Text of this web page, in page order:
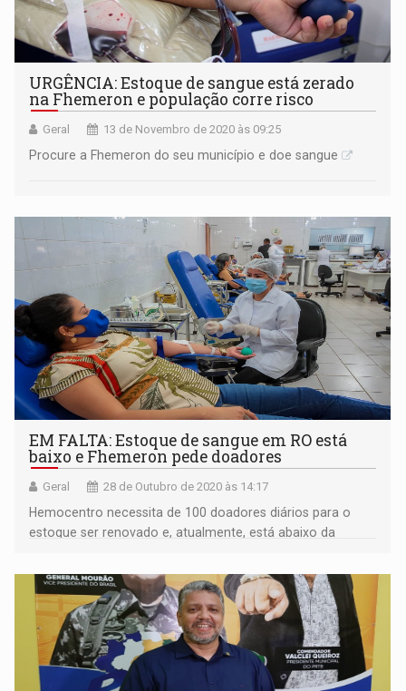
URGÊNCIA: Estoque de sangue está zerado
na Fhemeron e população corre risco
Geral 13 de Novembro de 2020 às 09:25
Procure a Fhemeron do seu município e doe sangue
EM FALTA: Estoque de sangue em RO está
baixo e Fhemeron pede doadores
Geral 28 de Outubro de 2020 às 14:17
Hemocentro necessita de 100 doadores diários para o
estoque ser renovado e, atualmente, está abaixo da